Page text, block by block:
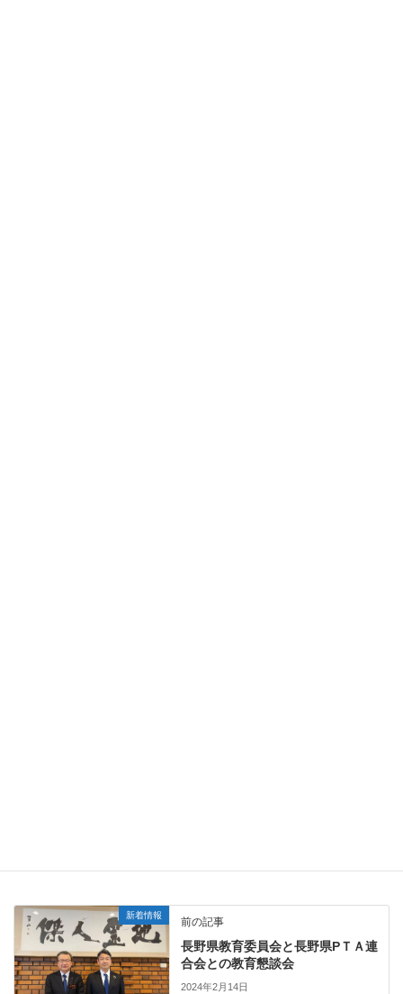
新着情報 前の記事
長野県教育委員会と長野県PＴＡ連
合会との教育懇談会
2024年2月14日